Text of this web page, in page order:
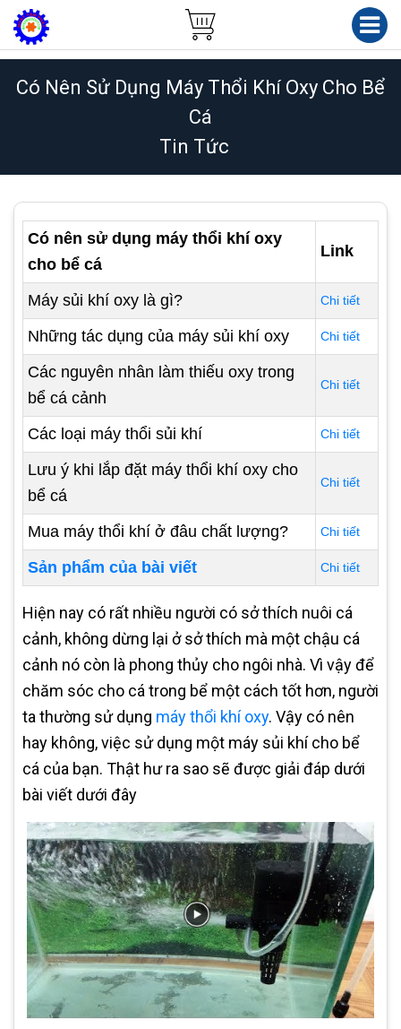
Có Nên Sử Dụng Máy Thổi Khí Oxy Cho Bể
Cá
Tin Tức
Có nên sử dụng máy thổi khí oxy
cho bể cá
Link
Máy sủi khí oxy là gì? Chi tiết
Những tác dụng của máy sủi khí oxy Chi tiết
Các nguyên nhân làm thiếu oxy trong
bể cá cảnh
Chi tiết
Các loại máy thổi sủi khí Chi tiết
Lưu ý khi lắp đặt máy thổi khí oxy cho
bể cá
Chi tiết
Mua máy thổi khí ở đâu chất lượng? Chi tiết
Sản phẩm của bài viết Chi tiết
Hiện nay có rất nhiều người có sở thích nuôi cá
cảnh, không dừng lại ở sở thích mà một chậu cá
cảnh nó còn là phong thủy cho ngôi nhà. Vì vậy để
chăm sóc cho cá trong bể một cách tốt hơn, người
ta thường sử dụng máy thổi khí oxy. Vậy có nên
hay không, việc sử dụng một máy sủi khí cho bể
cá của bạn. Thật hư ra sao sẽ được giải đáp dưới
bài viết dưới đây